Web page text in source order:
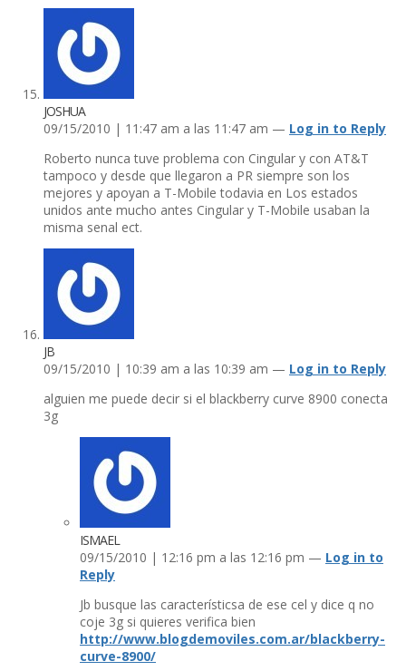
JOSHUA
09/15/2010 | 11:47 am a las 11:47 am — Log in to Reply
Roberto nunca tuve problema con Cingular y con AT&T
tampoco y desde que llegaron a PR siempre son los
mejores y apoyan a T-Mobile todavia en Los estados
unidos ante mucho antes Cingular y T-Mobile usaban la
misma senal ect.
JB
09/15/2010 | 10:39 am a las 10:39 am — Log in to Reply
alguien me puede decir si el blackberry curve 8900 conecta
3g
ISMAEL
09/15/2010 | 12:16 pm a las 12:16 pm — Log in to
Reply
Jb busque las caracterí­sticsa de ese cel y dice q no
coje 3g si quieres verifica bien
http://www.blogdemoviles.com.ar/blackberry-
curve-8900/